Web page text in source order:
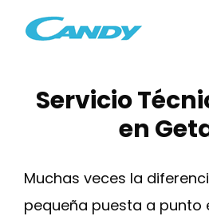
Servicio
en
Muchas veces la
pequeña puesta a punto